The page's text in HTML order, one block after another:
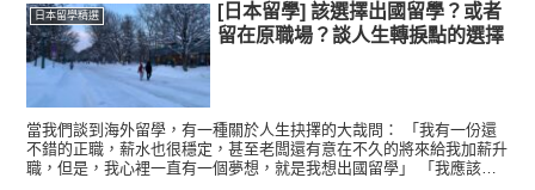
日本留學精選
[日本留學] 該選擇出國留學？或者
留在原職場？談人生轉捩點的選擇
當我們談到海外留學，有一種關於人生抉擇的大哉問： 「我有一份還
不錯的正職，薪水也很穩定，甚至老闆還有意在不久的將來給我加薪升
職，但是，我心裡一直有一個夢想，就是我想出國留學」 「我應該選